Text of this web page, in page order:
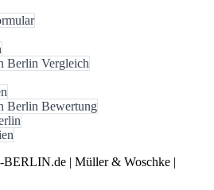
Berlin Vergleich
Berlin Bewertung
| Müller & Woschke |